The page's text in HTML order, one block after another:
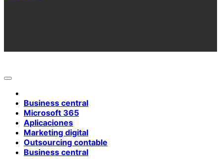
Business central
Microsoft 365
Aplicaciones
Marketing digital
Outsourcing contable
Business central